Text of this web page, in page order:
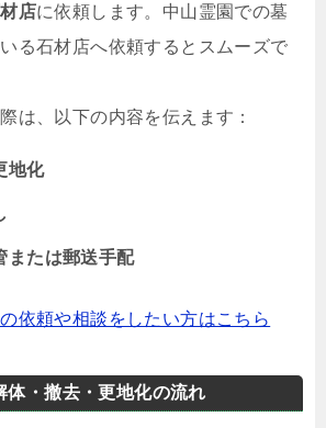
店に依頼します。中山霊園での墓
る石材店へ依頼するとスムーズで
は、以下の内容を伝えます：
地化
または郵送手配
依頼や相談をしたい方はこちら
体・撤去・更地化の流れ